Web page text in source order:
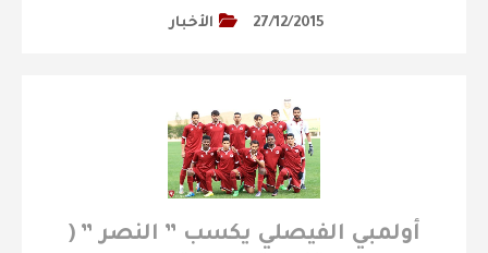
27/12/2015 الأخبار
أولمبي الفيصلي يكسب ” النصر ” (